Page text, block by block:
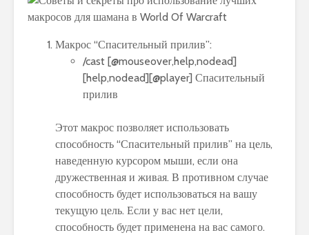
Макрос “Спасительный прилив”:
/cast [@mouseover,help,nodead]
[help,nodead][@player] Спасительный
прилив
Этот макрос позволяет использовать
способность “Спасительный прилив” на цель,
наведенную курсором мыши, если она
дружественная и живая. В противном случае
способность будет использоваться на вашу
текущую цель. Если у вас нет цели,
способность будет применена на вас самого.